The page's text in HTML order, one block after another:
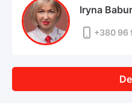
Iryna
+380 96